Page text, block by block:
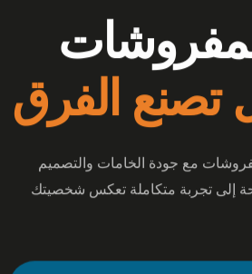
تصنع الفرق
مع جودة الخامات والتصميم
إلى تجربة متكاملة تعكس شخصيتك